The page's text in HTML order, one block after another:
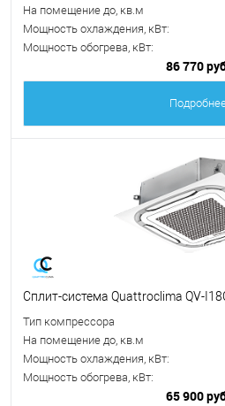
На помещение до, кв.м
Мощность охлаждения, кВт:
Мощность обогрева, кВт:
86 770
Сплит-система Quattroclima QV-
Тип компрессора
На помещение до, кв.м
Мощность охлаждения, кВт:
Мощность обогрева, кВт:
65 900